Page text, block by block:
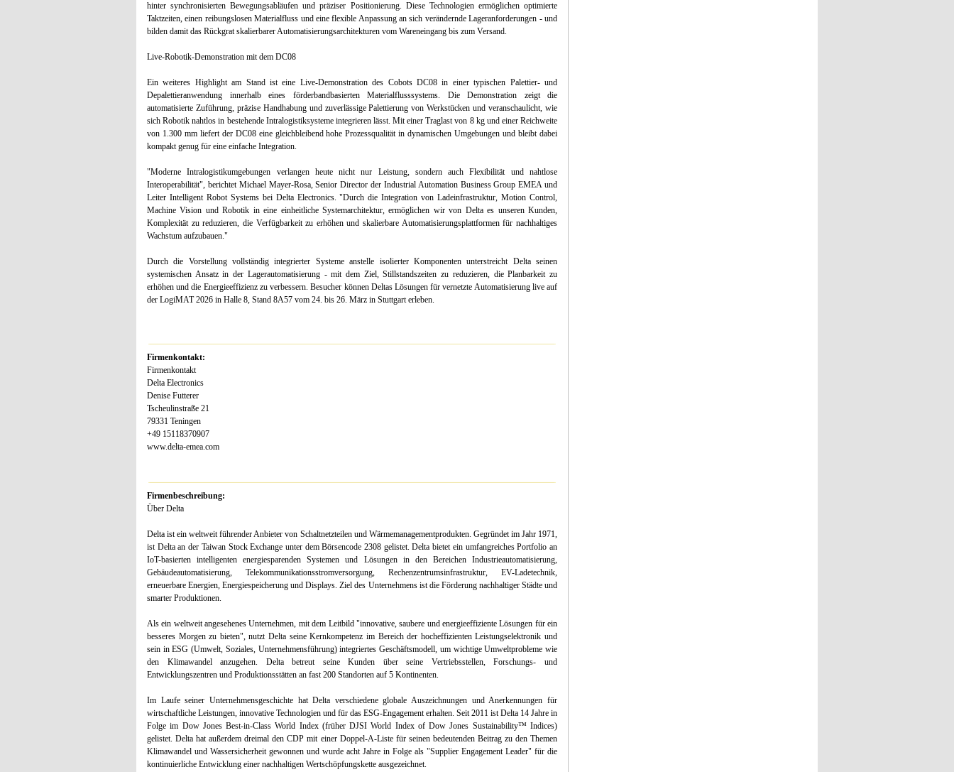
hinter synchronisierten Bewegungsabläufen und präziser Positionierung. Diese Technologien ermöglichen optimierte
Taktzeiten, einen reibungslosen Materialfluss und eine flexible Anpassung an sich verändernde Lageranforderungen - und
bilden damit das Rückgrat skalierbarer Automatisierungsarchitekturen vom Wareneingang bis zum Versand.
Live-Robotik-Demonstration mit dem DC08
Ein weiteres Highlight am Stand ist eine Live-Demonstration des Cobots DC08 in einer typischen Palettier- und
Depalettieranwendung innerhalb eines förderbandbasierten Materialflusssystems. Die Demonstration zeigt die
automatisierte Zuführung, präzise Handhabung und zuverlässige Palettierung von Werkstücken und veranschaulicht, wie
sich Robotik nahtlos in bestehende Intralogistiksysteme integrieren lässt. Mit einer Traglast von 8 kg und einer Reichweite
von 1.300 mm liefert der DC08 eine gleichbleibend hohe Prozessqualität in dynamischen Umgebungen und bleibt dabei
kompakt genug für eine einfache Integration.
"Moderne Intralogistikumgebungen verlangen heute nicht nur Leistung, sondern auch Flexibilität und nahtlose
Interoperabilität", berichtet Michael Mayer-Rosa, Senior Director der Industrial Automation Business Group EMEA und
Leiter Intelligent Robot Systems bei Delta Electronics. "Durch die Integration von Ladeinfrastruktur, Motion Control,
Machine Vision und Robotik in eine einheitliche Systemarchitektur, ermöglichen wir von Delta es unseren Kunden,
Komplexität zu reduzieren, die Verfügbarkeit zu erhöhen und skalierbare Automatisierungsplattformen für nachhaltiges
Wachstum aufzubauen."
Durch die Vorstellung vollständig integrierter Systeme anstelle isolierter Komponenten unterstreicht Delta seinen
systemischen Ansatz in der Lagerautomatisierung - mit dem Ziel, Stillstandszeiten zu reduzieren, die Planbarkeit zu
erhöhen und die Energieeffizienz zu verbessern. Besucher können Deltas Lösungen für vernetzte Automatisierung live auf
der LogiMAT 2026 in Halle 8, Stand 8A57 vom 24. bis 26. März in Stuttgart erleben.
Firmenkontakt:
Firmenkontakt
Delta Electronics
Denise Futterer
Tscheulinstraße 21
79331 Teningen
+49 15118370907
www.delta-emea.com
Firmenbeschreibung:
Über Delta
Delta ist ein weltweit führender Anbieter von Schaltnetzteilen und Wärmemanagementprodukten. Gegründet im Jahr 1971,
ist Delta an der Taiwan Stock Exchange unter dem Börsencode 2308 gelistet. Delta bietet ein umfangreiches Portfolio an
IoT-basierten intelligenten energiesparenden Systemen und Lösungen in den Bereichen Industrieautomatisierung,
Gebäudeautomatisierung, Telekommunikationsstromversorgung, Rechenzentrumsinfrastruktur, EV-Ladetechnik,
erneuerbare Energien, Energiespeicherung und Displays. Ziel des Unternehmens ist die Förderung nachhaltiger Städte und
smarter Produktionen.
Als ein weltweit angesehenes Unternehmen, mit dem Leitbild "innovative, saubere und energieeffiziente Lösungen für ein
besseres Morgen zu bieten", nutzt Delta seine Kernkompetenz im Bereich der hocheffizienten Leistungselektronik und
sein in ESG (Umwelt, Soziales, Unternehmensführung) integriertes Geschäftsmodell, um wichtige Umweltprobleme wie
den Klimawandel anzugehen. Delta betreut seine Kunden über seine Vertriebsstellen, Forschungs- und
Entwicklungszentren und Produktionsstätten an fast 200 Standorten auf 5 Kontinenten.
Im Laufe seiner Unternehmensgeschichte hat Delta verschiedene globale Auszeichnungen und Anerkennungen für
wirtschaftliche Leistungen, innovative Technologien und für das ESG-Engagement erhalten. Seit 2011 ist Delta 14 Jahre in
Folge im Dow Jones Best-in-Class World Index (früher DJSI World Index of Dow Jones Sustainability™ Indices)
gelistet. Delta hat außerdem dreimal den CDP mit einer Doppel-A-Liste für seinen bedeutenden Beitrag zu den Themen
Klimawandel und Wassersicherheit gewonnen und wurde acht Jahre in Folge als "Supplier Engagement Leader" für die
kontinuierliche Entwicklung einer nachhaltigen Wertschöpfungskette ausgezeichnet.